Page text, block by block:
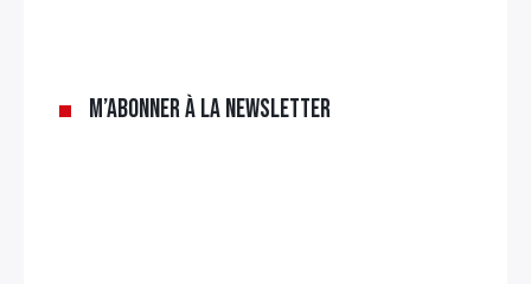
M’abonner à la newsletter